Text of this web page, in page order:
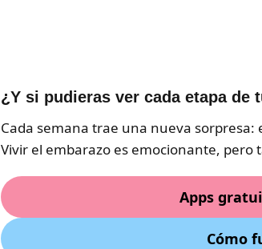
¿Y si pudieras ver cada etapa de
Cada semana trae una nueva
Vivir el embarazo es emocionante,
Apps
Cómo